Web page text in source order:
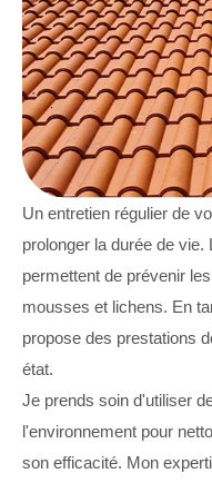
Un entretien régulier de
prolonger la durée de
permettent de prévenir
mousses et lichens. En
propose des prestations
état.
Je prends soin d'utiliser
l'environnement pour
son efficacité. Mon